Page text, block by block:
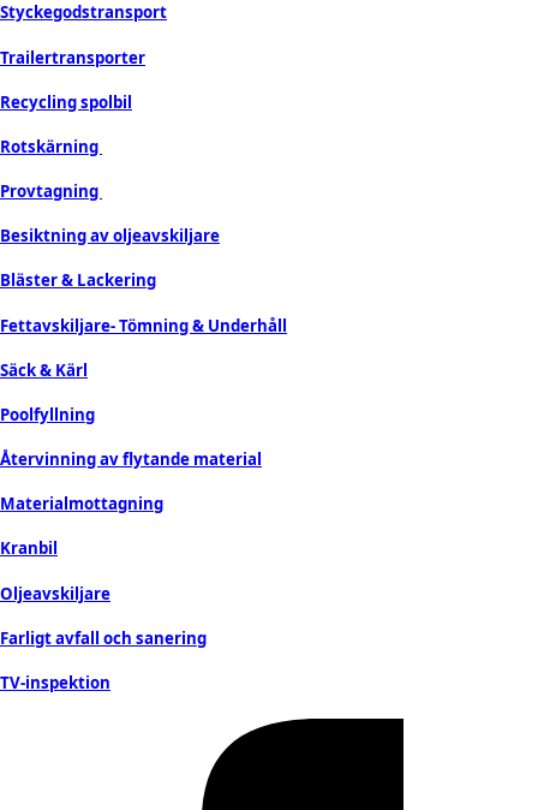
Styckegodstransport
Trailertransporter
Recycling spolbil
Rotskärning
Provtagning
Besiktning av oljeavskiljare
Bläster & Lackering
Fettavskiljare- Tömning & Underhåll
Säck & Kärl
Poolfyllning
Återvinning av flytande material
Materialmottagning
Kranbil
Oljeavskiljare
Farligt avfall och sanering
TV-inspektion